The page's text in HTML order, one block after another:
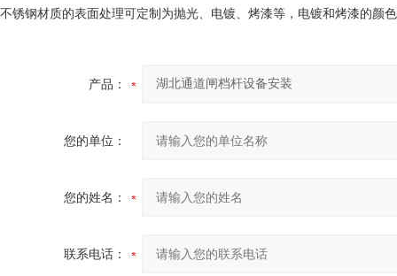
不锈钢材质的表面处理可定制为抛光、电镀、烤漆等，电镀和烤漆的颜
产品：
您的单位：
您的姓名：
联系电话：